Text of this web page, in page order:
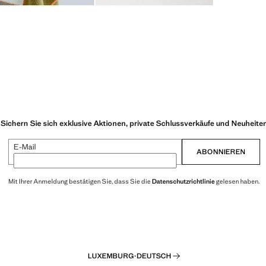
Sichern Sie sich exklusive Aktionen, private Schlussverkäufe und
E-Mail ABONNIEREN
Mit Ihrer Anmeldung bestätigen Sie, dass Sie dieDatenschutzrichtliniegelesen haben.
LUXEMBURG·DEUTSCH